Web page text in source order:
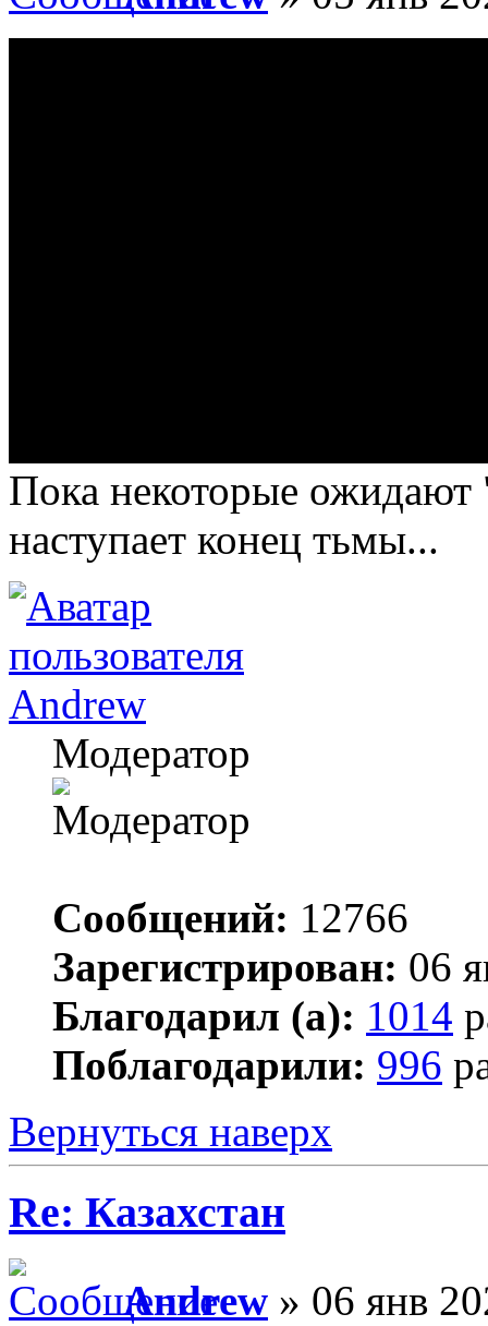
Пока некоторые ожидают
наступает конец тьмы...
Andrew
Модератор
Сообщений: 12766
Зарегистрирован: 06
Благодарил (а): 1014
Поблагодарили: 996
Вернуться наверх
Re: Казахстан
Andrew » 06 янв